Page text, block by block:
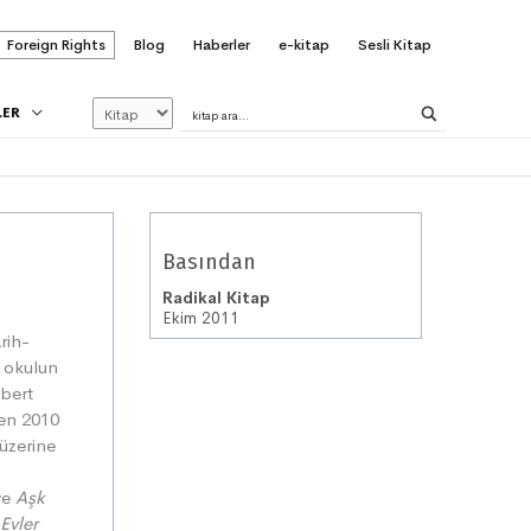
Foreign Rights Blog Haberler e-kitap Sesli Kitap
okulun
2010
Aşk
Evler
Basından
Radikal Kitap
Ekim 2011